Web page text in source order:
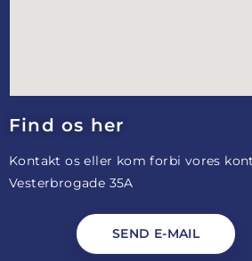
Find os her
Kontakt os eller kom forbi vores
Vesterbrogade 35A
SEND E-MAIL